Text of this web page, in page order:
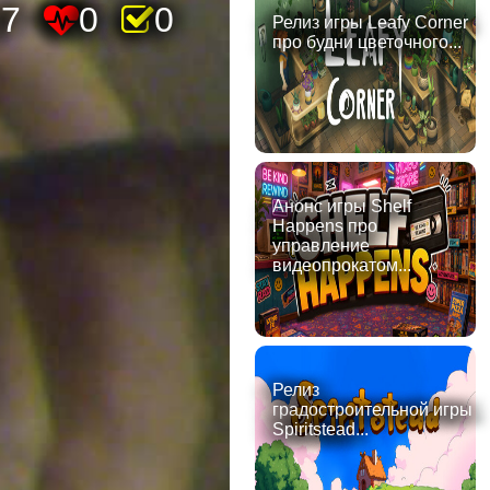
0 0
Релиз игры Leafy Corner
про будни цветочного...
Анонс игры Shelf
Happens про
управление
видеопрокатом...
Релиз
градостроительной игры
Spiritstead...